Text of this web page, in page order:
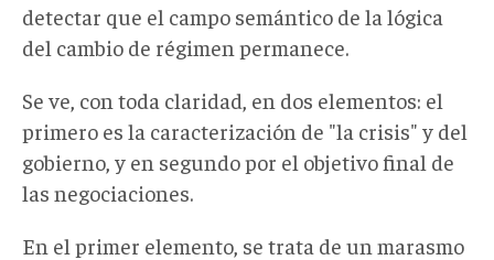
detectar que el campo semántico de la lógica
del cambio de régimen permanece.
Se ve, con toda claridad, en dos elementos: el
primero es la caracterización de "la crisis" y del
gobierno, y en segundo por el objetivo final de
las negociaciones.
En el primer elemento, se trata de un marasmo